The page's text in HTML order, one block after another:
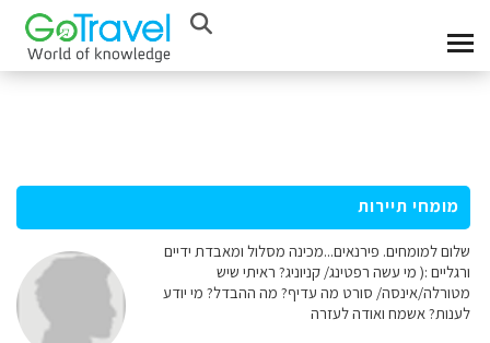
מומחי תיירות
שלום למומחים. פירנאים...מכינה מסלול ומאבדת ידיים
ורגליים :( מי עשה רפטינג/ קניוניג? ראיתי שיש
מטורלה/אינסה/ סורט מה עדיף? מה ההבדל? מי יודע
לענות? אשמח ואודה לעזרה